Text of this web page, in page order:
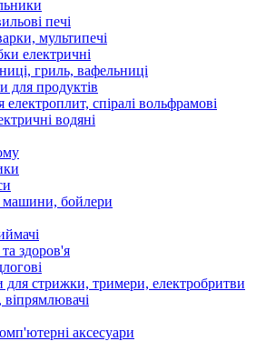
печі
мультипечі
електричні
гриль, вафельниці
для продуктів
електроплит, спіралі вольфрамові
водяні
машини, бойлери
здоров'я
стрижки, тримери, електробритви
аксесуари